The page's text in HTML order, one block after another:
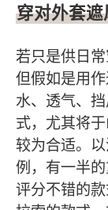
穿对外套
若只是供日
但假如是用
水、透气、
式，尤其将
较为合适。
例，有一半
评分不错的